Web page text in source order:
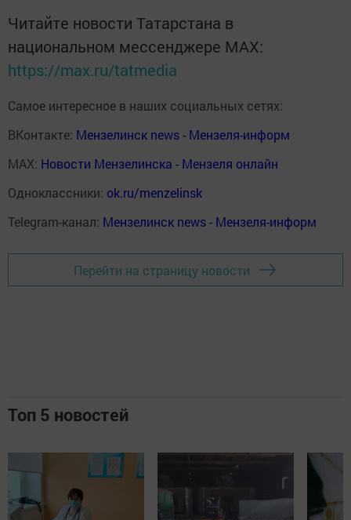
Читайте новости Татарстана в
национальном мессенджере MАХ:
https://max.ru/tatmedia
Самое интересное в наших социальных сетях:
ВКонтакте: Мензелинск news - Мензеля-информ
MAX: Новости Мензелинска - Мензеля онлайн
Одноклассники: ok.ru/menzelinsk
Telegram-канал: Мензелинск news - Мензеля-информ
Перейти на страницу новости
Топ 5 новостей